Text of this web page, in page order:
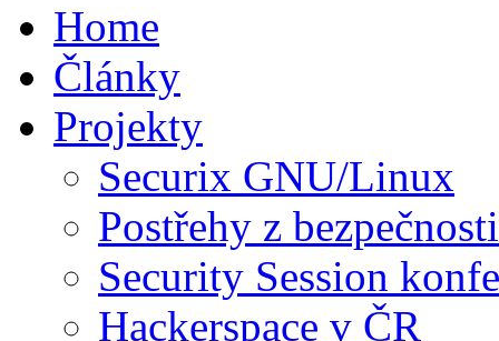
Home
Články
Projekty
Securix GNU/Linux
Postřehy z bezpečnosti
Security Session
Hackerspace v ČR